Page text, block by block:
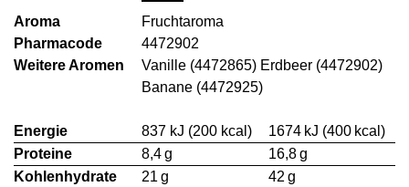
Aroma
Fruchtaroma
Pharmacode
4472902
Weitere Aromen
Vanille (4472865) Erdbeer (4472902)
Banane (4472925)
Energie 837 kJ (200 kcal)
1674 kJ (400 kcal)
Proteine
8,4 g
16,8 g
Kohlenhydrate
21 g
42 g